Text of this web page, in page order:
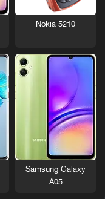
Nokia 5210
Samsung Galaxy
A05